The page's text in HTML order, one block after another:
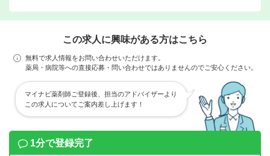
この求人に興味がある方はこちら
無料で求人情報をお問い合わせいただけます。
薬局・病院等への直接応募・問い合わせではありませんのでご安心ください。
マイナビ薬剤師ご登録後、担当のアドバイザーより
この求人についてご案内差し上げます！
1分で登録完了